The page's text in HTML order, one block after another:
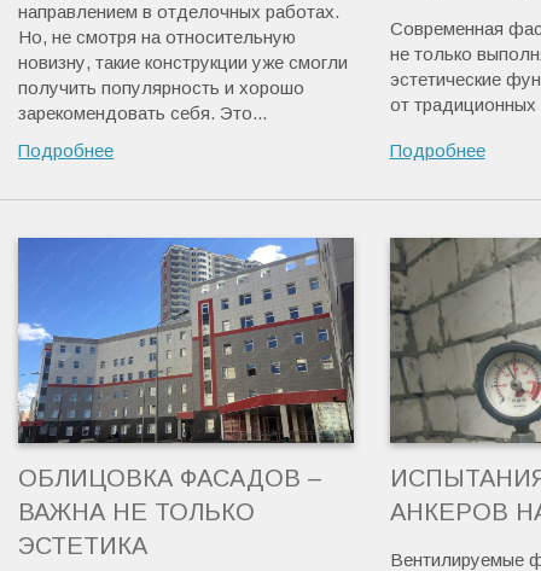
направлением в отделочных работах.
Но, не смотря на относительную
новизну, такие конструкции уже смогли
получить популярность и хорошо
зарекомендовать себя. Это...
Подробнее
Современная
не только
эстетические
от
Подробнее
ОБЛИЦОВКА ФАСАДОВ –
ВАЖНА НЕ ТОЛЬКО
ЭСТЕТИКА
АНКЕРОВ
Вентилируемые